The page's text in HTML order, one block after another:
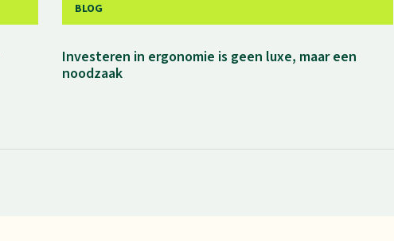
BLOG
Investeren in ergonomie is geen luxe, maar een
noodzaak